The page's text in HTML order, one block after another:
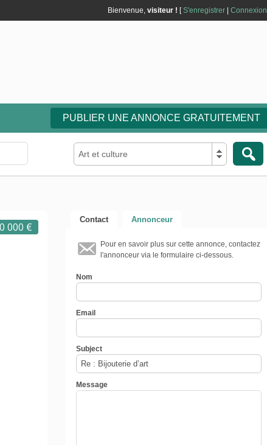
Bienvenue, visiteur ! [S'enregistrer Connexion
PUBLIER UNE ANNONCE GRATUITEMENT
Art et culture
000 €
Contact Annonceur
Pour en savoir plus sur cette annonce, contactez
l'annonceur via le formulaire ci-dessous.
Nom
Email
Subject
Message